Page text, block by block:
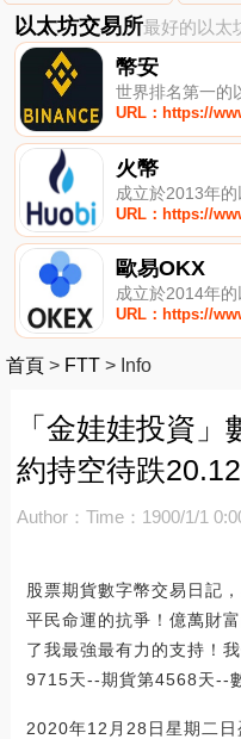
以太坊交易所最好的以太
幣安
世界排名第一的
URL：https://
火幣
成立於2013年
URL：https://
歐易OKX
成立於2014年
URL：https://
首頁 > FTT > Info
「金娃娃投資
約持空待跌
Author： Time：1900/1/1
股票期貨數字幣交易日記
平民命運的抗爭！億萬財
了我最強最有力的支持！
9715天--期貨第4568天--
2020年12月28日星期二